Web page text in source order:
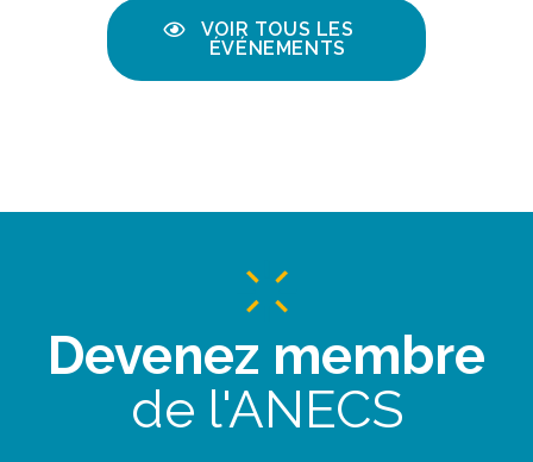
VOIR TOUS LES
ÉVÉNEMENTS
Devenez membre
de l'ANECS